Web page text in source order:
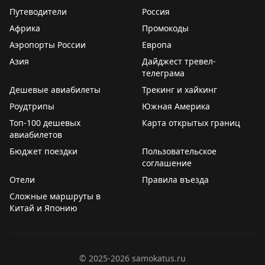
девальвирует Хилтон всё.
Но, с другой стороны - не может ведь стать лучше, это
нарушает законы термодинамики
Тарифы "для своих"
оправдывать его «заботой об экологии» в стране,
которая буквально, — одна большая свалка — верх
лицемерия.
Не положен по статусу. Не дали.
🎁 Приветственный подарок
Его не было
👋Поздний выезд
🗑Штош.Между статусами Рэдиссона "Premium" и
"VIP" — пропасть! VIP чаще ощущался как настоящий
статуса. С «Премиумом» можете смелобронировать
Путеводители
Россия
Африка
Промокоды
Аэропорты России
Европа
Азия
Дайджест тревел-
телеграма
Дешевые авиабилеты
Трекинг и хайкинг
Роудтрипы
Южная Америка
Топ-100 дешевых
авиабилетов
Карта открытых границ
Бюджет поездки
Пользовательское
соглашение
Отели
Правила въезда
Сложные маршруты в
Китай и Японию
© 2025-2026 samokatus.ru